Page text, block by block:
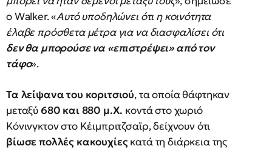
ο Walker. «Αυτό υποδηλώνει ότι η κοινότητα
έλαβε πρόσθετα μέτρα για να διασφαλίσει ότι
δεν θα μπορούσε να «επιστρέψει» από τον
τάφο».
Τα λείψανα του κοριτσιού, τα οποία θάφτηκαν
μεταξύ 680 και 880 μ.Χ. κοντά στο χωριό
Κόνινγκτον στο Κέιμπριτζσαϊρ, δείχνουν ότι
βίωσε πολλές κακουχίεςκατά τη διάρκεια της